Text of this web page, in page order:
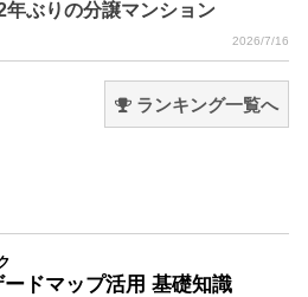
ぶりの分譲マンション
2026/7/16
ランキング一覧へ
ードマップ活用 基礎知識